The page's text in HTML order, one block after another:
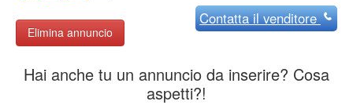
Elimina annuncio
Contattail venditore
Hai anche tu un annuncio da inserire? Cosa
aspetti?!